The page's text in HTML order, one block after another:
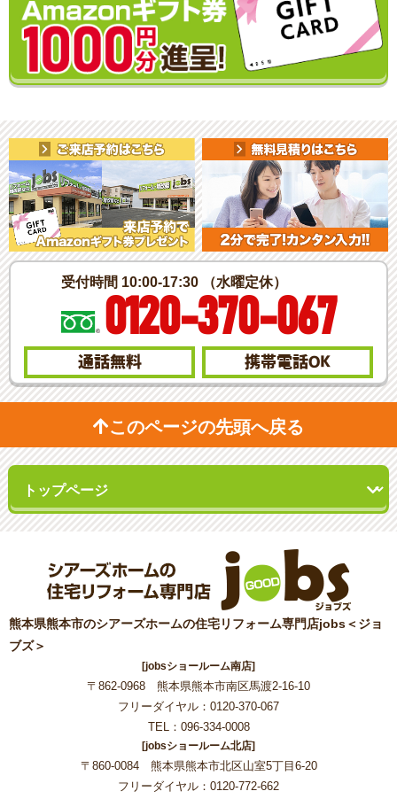
受付時間 10:00-17:30 （水曜定休）
0120-370-067
通話無料 携帯電話OK
このページの先頭へ戻る
熊本県熊本市のシアーズホームの住宅リフォーム専門店jobs＜ジョ
ブズ＞
[jobsショールーム南店]
〒862-0968 熊本県熊本市南区馬渡2-16-10
フリーダイヤル：0120-370-067
TEL：096-334-0008
[jobsショールーム北店]
〒860-0084 熊本県熊本市北区山室5丁目6-20
フリーダイヤル：0120-772-662